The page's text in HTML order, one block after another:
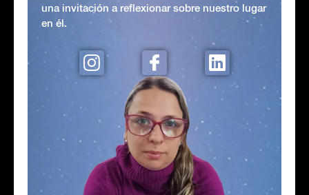
una invitación a reflexionar sobre nuestro lugar
en él.